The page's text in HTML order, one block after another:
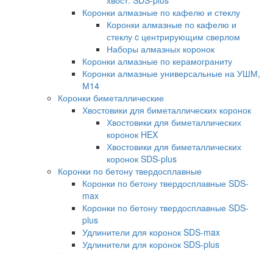
Коронки алмазные по кафелю и стеклу
Коронки алмазные по кафелю и
стеклу c центрирующим сверлом
Наборы алмазных коронок
Коронки алмазные по керамограниту
Коронки алмазные универсальные на УШМ,
М14
Коронки биметаллические
Хвостовики для биметаллических коронок
Хвостовики для биметаллических
коронок HEX
Хвостовики для биметаллических
коронок SDS-plus
Коронки по бетону твердосплавные
Коронки по бетону твердосплавные SDS-
max
Коронки по бетону твердосплавные SDS-
plus
Удлинители для коронок SDS-max
Удлинители для коронок SDS-plus